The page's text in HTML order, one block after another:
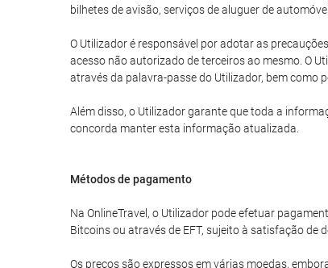
bilhetes de avisão, serviços de aluguer de
O Utilizador é responsável por adotar as
acesso não autorizado de terceiros ao mesmo. O
através da palavra-passe do Utilizador, bem como
Além disso, o Utilizador garante que toda a
concorda manter esta informação atualizada.
Métodos de pagamento
Na OnlineTravel, o Utilizador pode efetuar
Bitcoins ou através de EFT, sujeito à satisfação de
Os preços são expressos em várias moedas,